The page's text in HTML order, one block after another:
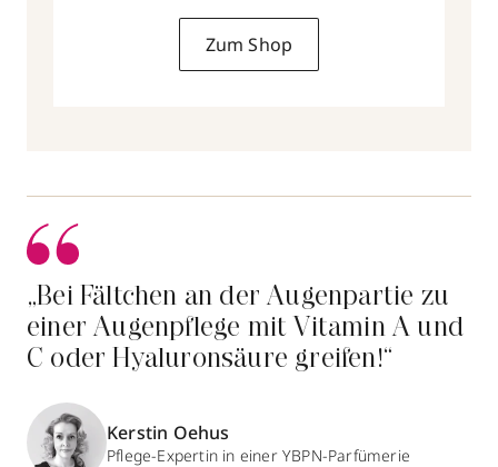
Zum Shop
„Bei Fältchen an der Augenpartie zu
einer Augenpflege mit Vitamin A und
C oder Hyaluronsäure greifen!“
Kerstin Oehus
Pflege-Expertin in einer YBPN-Parfümerie